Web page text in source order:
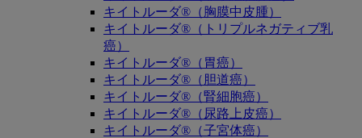
キイトルーダ®（胸膜中皮腫）
キイトルーダ®（トリプルネガティブ乳
癌）
キイトルーダ®（胃癌）
キイトルーダ®（胆道癌）
キイトルーダ®（腎細胞癌）
キイトルーダ®（尿路上皮癌）
キイトルーダ®（子宮体癌）